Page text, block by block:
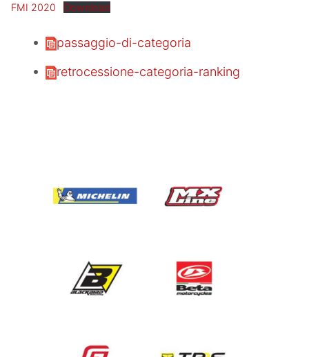
FMI 2020
Download
passaggio-di-categoria
retrocessione-categoria-ranking